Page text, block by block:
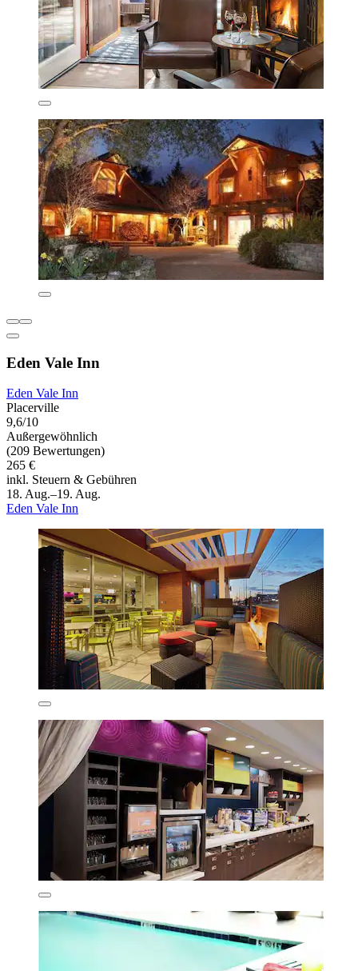
Eden Vale Inn
Eden Vale Inn
Placerville
9,6/10
Außergewöhnlich
(209 Bewertungen)
265 €
inkl. Steuern & Gebühren
18. Aug.–19. Aug.
Eden Vale Inn